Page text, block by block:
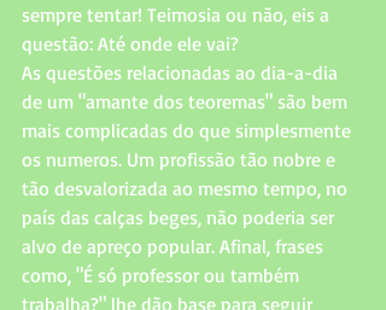
sempre tentar! Teimosia ou não, eis a
questão: Até onde ele vai?
As questões relacionadas ao dia-a-dia
de um "amante dos teoremas" são bem
mais complicadas do que simplesmente
os numeros. Um profissão tão nobre e
tão desvalorizada ao mesmo tempo, no
país das calças beges, não poderia ser
alvo de apreço popular. Afinal, frases
como, "É só professor ou também
trabalha?" lhe dão base para seguir